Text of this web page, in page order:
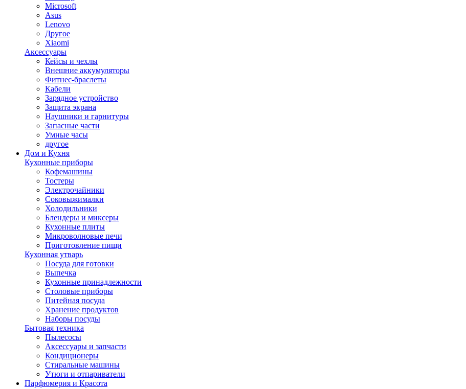
Microsoft
Asus
Lenovo
Другое
Xiaomi
Аксессуары
Кейсы и чехлы
Внешние аккумуляторы
Фитнес-браслеты
Кабели
Зарядное устройство
Защита экрана
Наушники и гарнитуры
Запасные части
Умные часы
другое
Дом и Кухня
Кухонные приборы
Кофемашины
Тостеры
Электрочайники
Соковыжималки
Холодильники
Блендеры и миксеры
Кухонные плиты
Микроволновые печи
Приготовление пищи
Кухонная утварь
Посуда для готовки
Выпечка
Кухонные принадлежности
Столовые приборы
Питейная посуда
Хранение продуктов
Наборы посуды
Бытовая техника
Пылесосы
Аксессуары и запчасти
Кондиционеры
Стиральные машины
Утюги и отпариватели
Парфюмерия и Красота